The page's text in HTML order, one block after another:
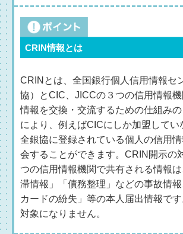
CRIN情報とは
CRINとは、全国銀行個人信用情報セ
協）とCIC、JICCの３つの信用情報
情報を交換・交流するための仕組み
により、例えばCICにしか加盟してい
全銀協に登録されている個人の信用
会することができます。CRIN開示の
つの信用情報機関で共有される情報
滞情報」「債務整理」などの事故情
カードの紛失」等の本人届出情報で
対象になりません。